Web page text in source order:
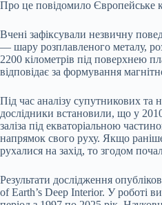
Про це повідомило Європейське
Вчені зафіксували незвичну
— шару розплавленого металу,
2200 кілометрів під поверхнею
відповідає за формування
Під час аналізу супутникових та
дослідники встановили, що у
заліза під екваторіальною
напрямок свого руху. Якщо
рухалися на захід, то згодом
Результати дослідження
of Earth’s Deep Interior. У роботі